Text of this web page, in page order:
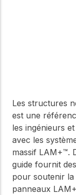
en
en
Les structures
est une
les ingénieurs
avec les
massif LAM+™.
guide fournit
pour soutenir la
panneaux